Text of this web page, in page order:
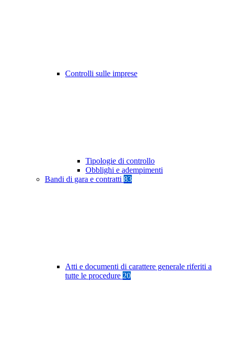
Controlli sulle imprese
Tipologie di controllo
Obblighi e adempimenti
Bandi di gara e contratti 83
Atti e documenti di carattere generale riferiti a
tutte le procedure 20